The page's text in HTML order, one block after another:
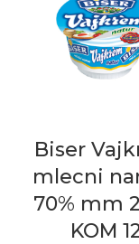
Biser
mlecni
70% mm
KOM